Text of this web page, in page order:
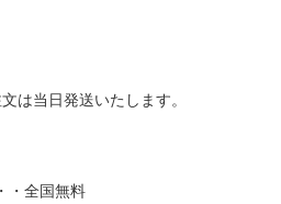
は当日発送いたします。
・全国無料